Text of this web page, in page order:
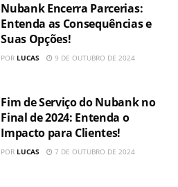
Nubank Encerra Parcerias:
Entenda as Consequências e
Suas Opções!
POR LUCAS 9 DE OUTUBRO DE 2024
Fim de Serviço do Nubank no
Final de 2024: Entenda o
Impacto para Clientes!
POR LUCAS 7 DE OUTUBRO DE 2024